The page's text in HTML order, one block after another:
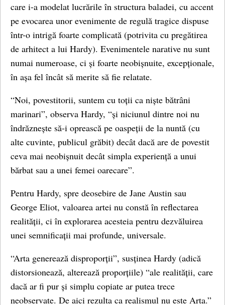
care i-a modelat lucrările în structura baladei, cu accent
pe evocarea unor evenimente de regulă tragice dispuse
într-o intrigă foarte complicată (potrivita cu pregătirea
de arhitect a lui Hardy). Evenimentele narative nu sunt
numai numeroase, ci și foarte neobișnuite, excepționale,
în așa fel încât să merite să fie relatate.
“Noi, povestitorii, suntem cu toții ca niște bătrâni
marinari”, observa Hardy, “și niciunul dintre noi nu
îndrăznește să-i oprească pe oaspeții de la nuntă (cu
alte cuvinte, publicul grăbit) decât dacă are de povestit
ceva mai neobișnuit decât simpla experiență a unui
bărbat sau a unei femei oarecare”.
Pentru Hardy, spre deosebire de Jane Austin sau
George Eliot, valoarea artei nu constă în reflectarea
realității, ci în explorarea acesteia pentru dezvăluirea
unei semnificații mai profunde, universale.
“Arta generează disproporții”, susținea Hardy (adică
distorsionează, alterează proporțiile) “ale realității, care
dacă ar fi pur și simplu copiate ar putea trece
neobservate. De aici rezulta ca realismul nu este Arta.”